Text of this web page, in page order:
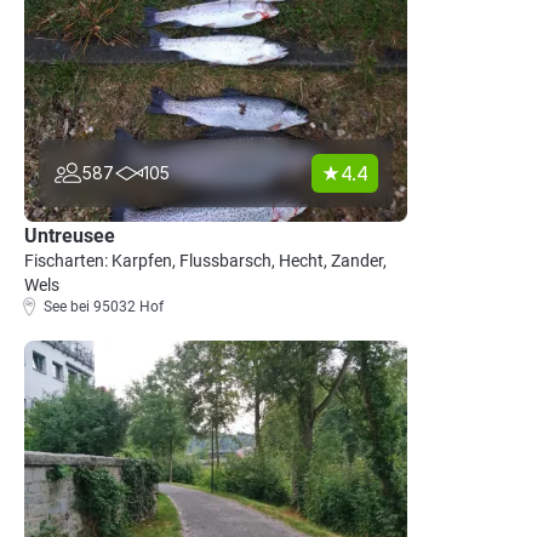
587 105 4.4
Untreusee
Fischarten: Karpfen, Flussbarsch, Hecht, Zander,
Wels
See bei 95032 Hof